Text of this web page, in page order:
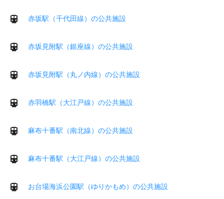
赤坂駅（千代田線）の公共施設
赤坂見附駅（銀座線）の公共施設
赤坂見附駅（丸ノ内線）の公共施設
赤羽橋駅（大江戸線）の公共施設
麻布十番駅（南北線）の公共施設
麻布十番駅（大江戸線）の公共施設
お台場海浜公園駅（ゆりかもめ）の公共施設